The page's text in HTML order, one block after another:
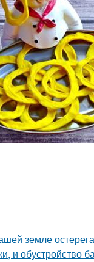
земле
и обустройство